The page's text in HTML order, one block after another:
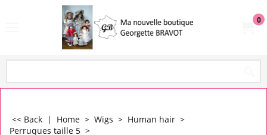
0
<< Back | Home > Wigs > Human hair >
Perruques taille 5 >